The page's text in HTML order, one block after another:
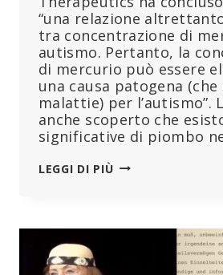
“una relazione
tra concentrazione di
autismo. Pertanto, la
di mercurio può essere
una causa patogena (che
malattie) per l’autismo”.
anche scoperto che
significative di piombo
LEGGI DI PIÙUNO